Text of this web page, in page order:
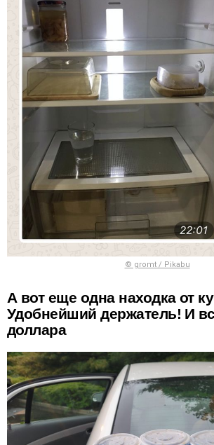
© gromt / Pikabu
А вот еще одна находка от
Удобнейший держатель! И
доллара